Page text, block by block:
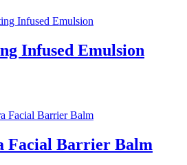
Infused Emulsion
Facial Barrier Balm